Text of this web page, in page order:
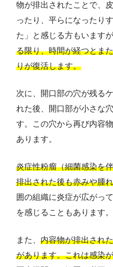
物が排出されたことで、
ったり、平らになったり
た」と感じる方もいますが
る限り、時間が経つとま
りが復活します。
次に、開口部の穴が残る
れた後、開口部が小さな
す。この穴から再び内容
あります。
炎症性粉瘤（細菌感染を
排出された後も赤みや腫
囲の組織に炎症が広がっ
を感じることもあります。
また、 内容物が排出され
があります。これは感染